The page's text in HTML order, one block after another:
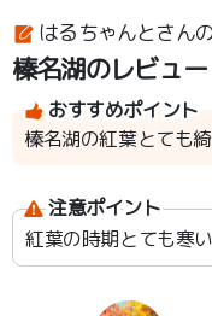
はるちゃんとさん
榛名湖のレビュー
おすすめポイント
榛名湖の紅葉とても
注意ポイント
紅葉の時期とても寒